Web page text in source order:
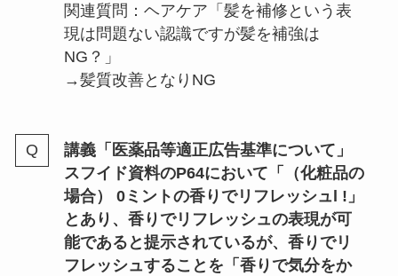
関連質問：ヘアケア「髪を補修という表
現は問題ない認識ですが髪を補強は
NG？」
→髪質改善となりNG
講義「医薬品等適正広告基準について」
スフイド資料のP64において「（化粧品の
場合） 0ミントの香りでリフレッシュl !」
とあり、香りでリフレッシュの表現が可
能であると提示されているが、香りでリ
フレッシュすることを「香りで気分をか